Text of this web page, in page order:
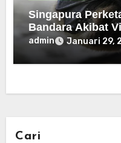
Singapura
Bandara Akibat
admin Januari 29,
Cari